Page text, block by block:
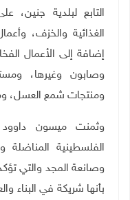
التابع لبلدية جنين،
الغذائية والخزف،
إضافة إلى الأعمال
وصابون وغيرها،
ومنتجات شمع العسل،
وثمنت ميسون داوود
الفلسطينية المناضلة
وصانعة المجد والتي
بأنها شريكة في البناء